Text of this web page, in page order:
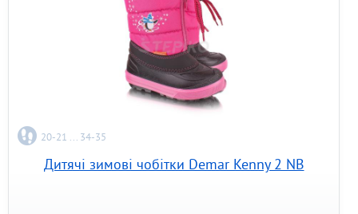
20-21 ... 34-35
Дитячі зимові чобітки Demar Kenny 2 NB